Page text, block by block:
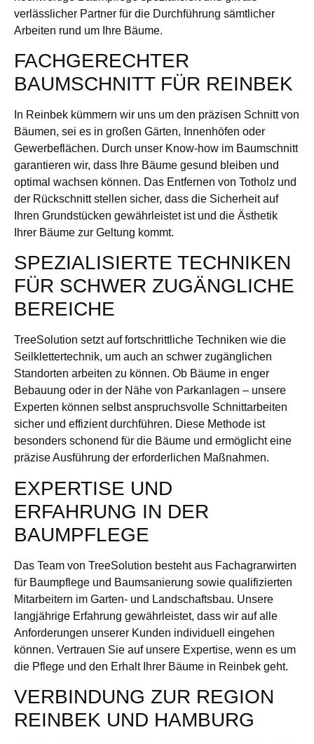
verlässlicher Partner für die Durchführung sämtlicher
Arbeiten rund um Ihre Bäume.
FACHGERECHTER
BAUMSCHNITT FÜR REINBEK
In Reinbek kümmern wir uns um den präzisen Schnitt von
Bäumen, sei es in großen Gärten, Innenhöfen oder
Gewerbeflächen. Durch unser Know-how im Baumschnitt
garantieren wir, dass Ihre Bäume gesund bleiben und
optimal wachsen können. Das Entfernen von Totholz und
der Rückschnitt stellen sicher, dass die Sicherheit auf
Ihren Grundstücken gewährleistet ist und die Ästhetik
Ihrer Bäume zur Geltung kommt.
SPEZIALISIERTE TECHNIKEN
FÜR SCHWER ZUGÄNGLICHE
BEREICHE
TreeSolution setzt auf fortschrittliche Techniken wie die
Seilklettertechnik, um auch an schwer zugänglichen
Standorten arbeiten zu können. Ob Bäume in enger
Bebauung oder in der Nähe von Parkanlagen – unsere
Experten können selbst anspruchsvolle Schnittarbeiten
sicher und effizient durchführen. Diese Methode ist
besonders schonend für die Bäume und ermöglicht eine
präzise Ausführung der erforderlichen Maßnahmen.
EXPERTISE UND
ERFAHRUNG IN DER
BAUMPFLEGE
Das Team von TreeSolution besteht aus Fachagrarwirten
für Baumpflege und Baumsanierung sowie qualifizierten
Mitarbeitern im Garten- und Landschaftsbau. Unsere
langjährige Erfahrung gewährleistet, dass wir auf alle
Anforderungen unserer Kunden individuell eingehen
können. Vertrauen Sie auf unsere Expertise, wenn es um
die Pflege und den Erhalt Ihrer Bäume in Reinbek geht.
VERBINDUNG ZUR REGION
REINBEK UND HAMBURG